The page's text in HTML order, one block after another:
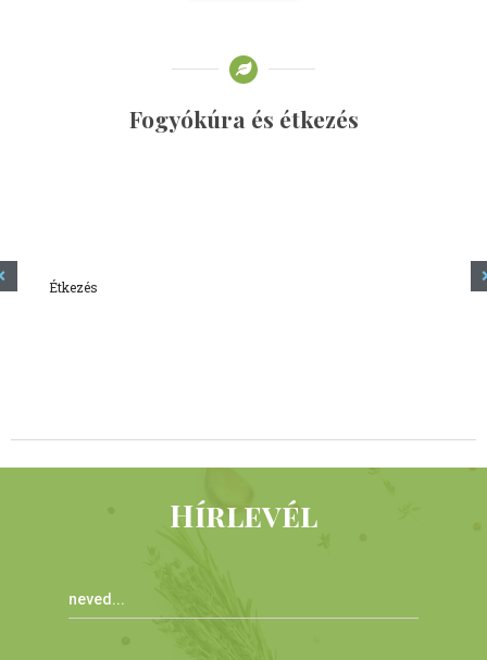
Fogyókúra és étkezés
Étkezés
Hírlevél